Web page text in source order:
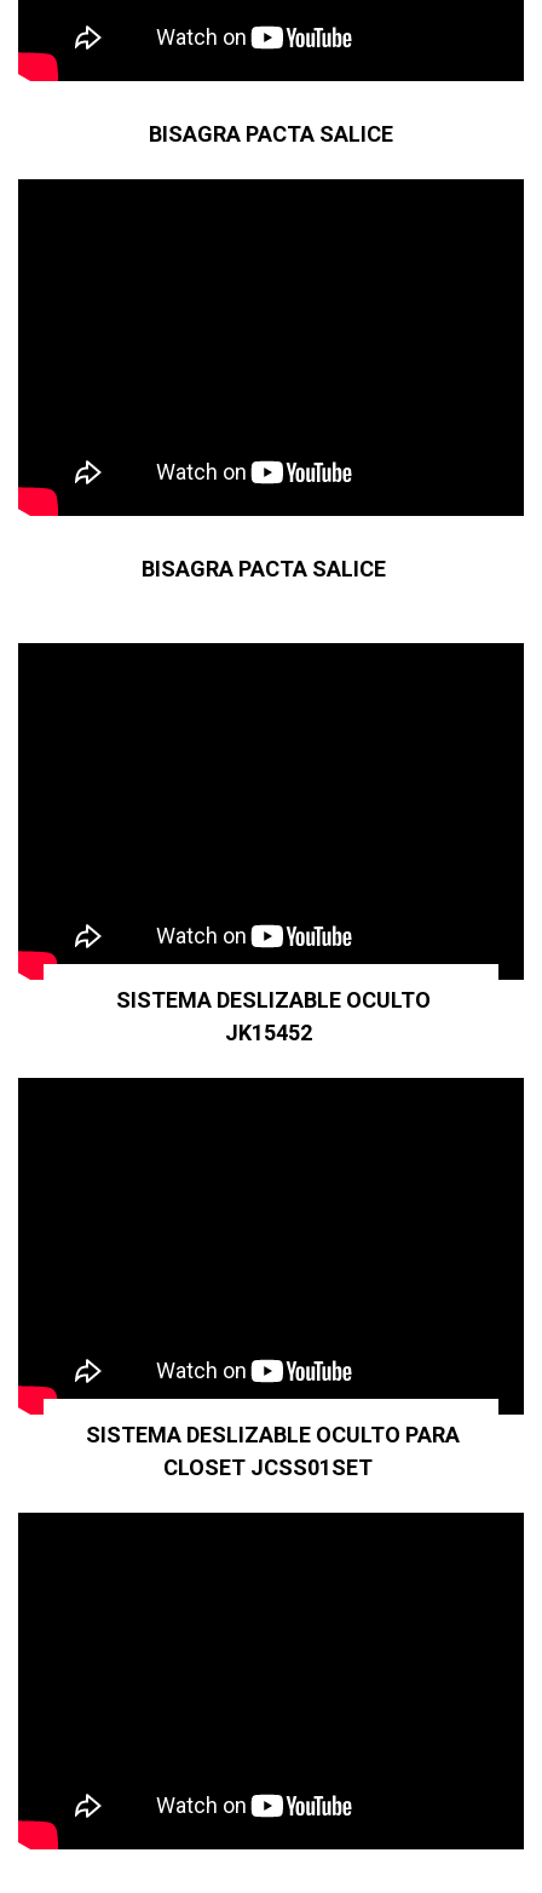
BISAGRA PACTA SALICE
BISAGRA PACTA SALICE
SISTEMA DESLIZABLE OCULTO
JK15452
SISTEMA DESLIZABLE OCULTO PARA
CLOSET JCSS01SET